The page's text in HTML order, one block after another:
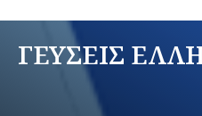
ΓΕΥΣΕΙΣ